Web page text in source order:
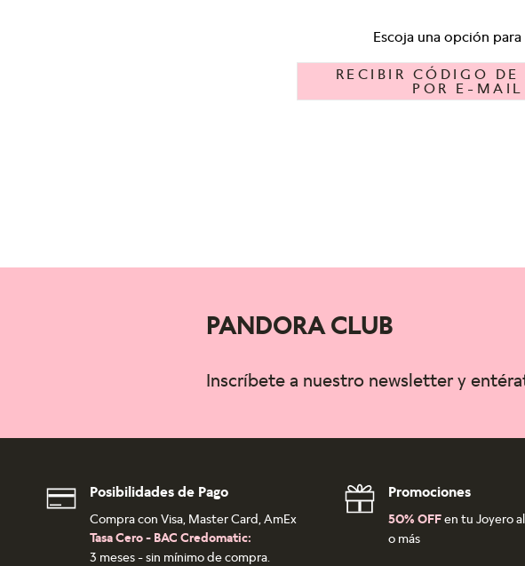
Escoja una opción
RECIBIR CÓDIGO DE
POR E-MAIL
PANDORA CLUB
Inscríbete a nuestro newsletter y
Posibilidades de Pago
Compra con Visa, Master Card, AmEx
Tasa Cero - BAC Credomatic:
3 meses - sin mínimo de compra.
Promociones
50% OFFen tu Joyero
o más